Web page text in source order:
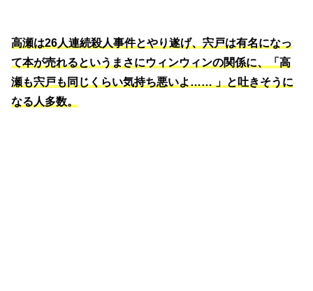
高瀬は26人連続殺人事件とやり遂げ、宍戸は有名になっ
て本が売れるというまさにウィンウィンの関係に、「高
瀬も宍戸も同じくらい気持ち悪いよ…… 」と吐きそうに
なる人多数。